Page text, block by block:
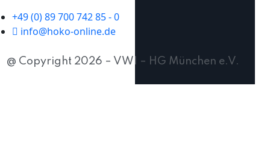
+49 (0) 89 700 742 85 - 0
info@hoko-online.de
@ Copyright 2026 – VWI – HG München e.V.